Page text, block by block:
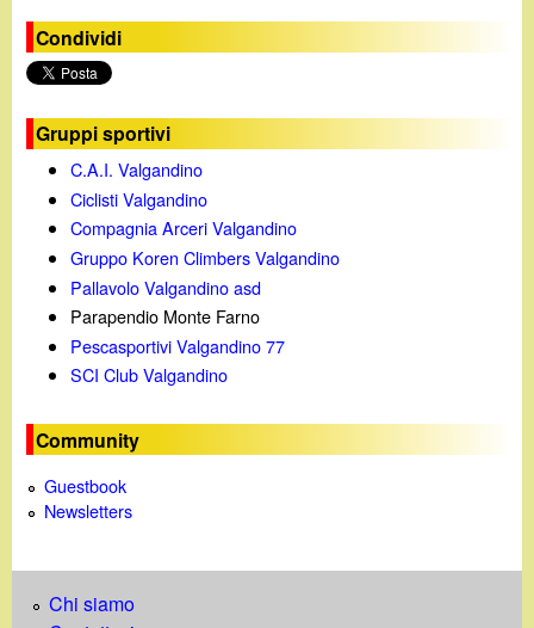
n
d
e
c
Condividi
Gruppi sportivi
C.A.I. Valgandino
Ciclisti Valgandino
Compagnia Arceri Valgandino
Gruppo Koren Climbers Valgandino
Pallavolo Valgandino asd
Parapendio Monte Farno
Pescasportivi Valgandino 77
SCI Club Valgandino
Community
Guestbook
Newsletters
Chi siamo